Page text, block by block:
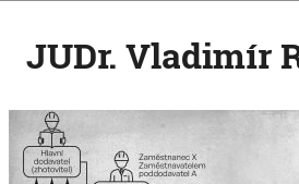
JUDr. Vladimír